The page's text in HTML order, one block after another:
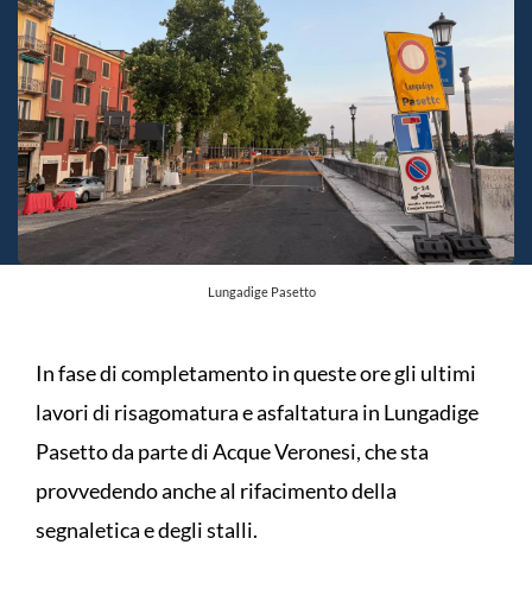
Lungadige Pasetto
In fase di completamento in queste ore gli ultimi
lavori di risagomatura e asfaltatura in Lungadige
Pasetto da parte di Acque Veronesi, che sta
provvedendo anche al rifacimento della
segnaletica e degli stalli.